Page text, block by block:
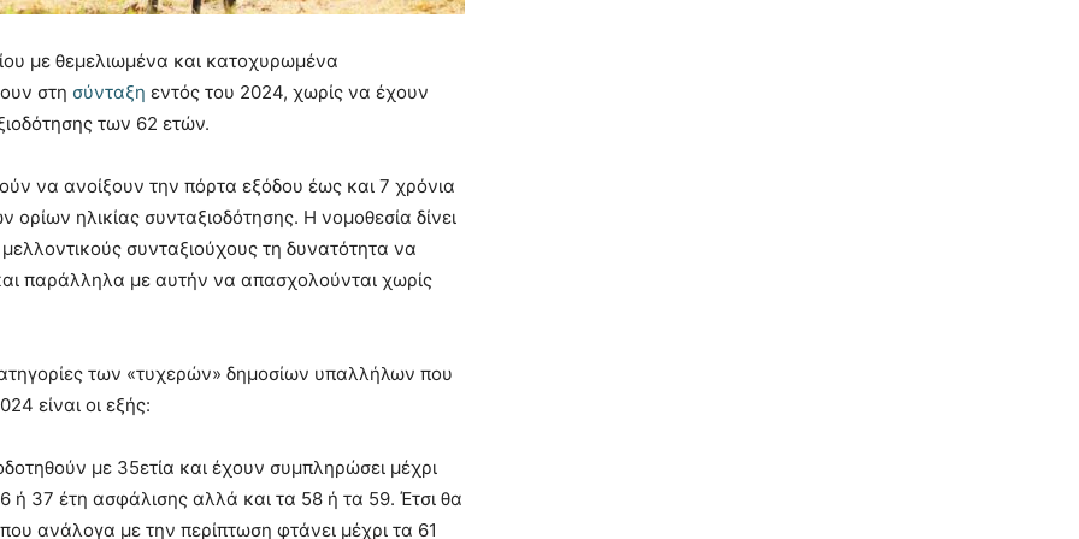
με θεμελιωμένα και κατοχυρωμένα
στη σύνταξη εντός του 2024, χωρίς να έχουν
των 62 ετών.
να ανοίξουν την πόρτα εξόδου έως και 7 χρόνια
ηλικίας συνταξιοδότησης. Η νομοθεσία δίνει
συνταξιούχους τη δυνατότητα να
παράλληλα με αυτήν να απασχολούνται χωρίς
των «τυχερών» δημοσίων υπαλλήλων που
είναι οι εξής:
με 35ετία και έχουν συμπληρώσει μέχρι
ή 37 έτη ασφάλισης αλλά και τα 58 ή τα 59. Έτσι θα
ανάλογα με την περίπτωση φτάνει μέχρι τα 61